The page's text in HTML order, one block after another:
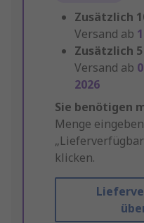
Zusätzlich
Versand ab
Zusätzlich 5
Versand ab
2026
Sie benötigen
Menge
klicken.